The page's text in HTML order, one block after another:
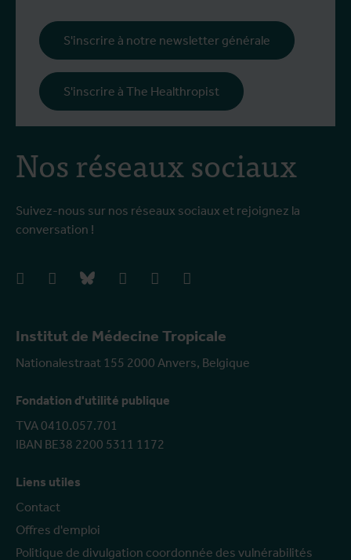
Institut de Médecine Tropicale
Nationalestraat 155 2000 Anvers, Belgique
Fondation d'utilité publique
TVA 0410.057.701
IBAN BE38 2200 5311 1172
Liens utiles
Contact
Offres d'emploi
Politique de divulgation coordonnée des vulnérabilités
Nos réseaux sociaux
Suivez-nous sur nos réseaux sociaux et rejoignez la
conversation !
facebookinstagrambluesky linkedIn youtube
S'inscrire à notre newsletter générale
S'inscrire à The Healthropist